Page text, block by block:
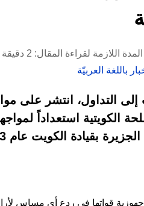
المدة اللازمة لقراءة المقال: 2 دقيقة
باللغة العربيّة
التداول، انتشر على
الكويتية استعداداً
بقيادة الكويت عام 2023.
قواتها في ردع أي مساس